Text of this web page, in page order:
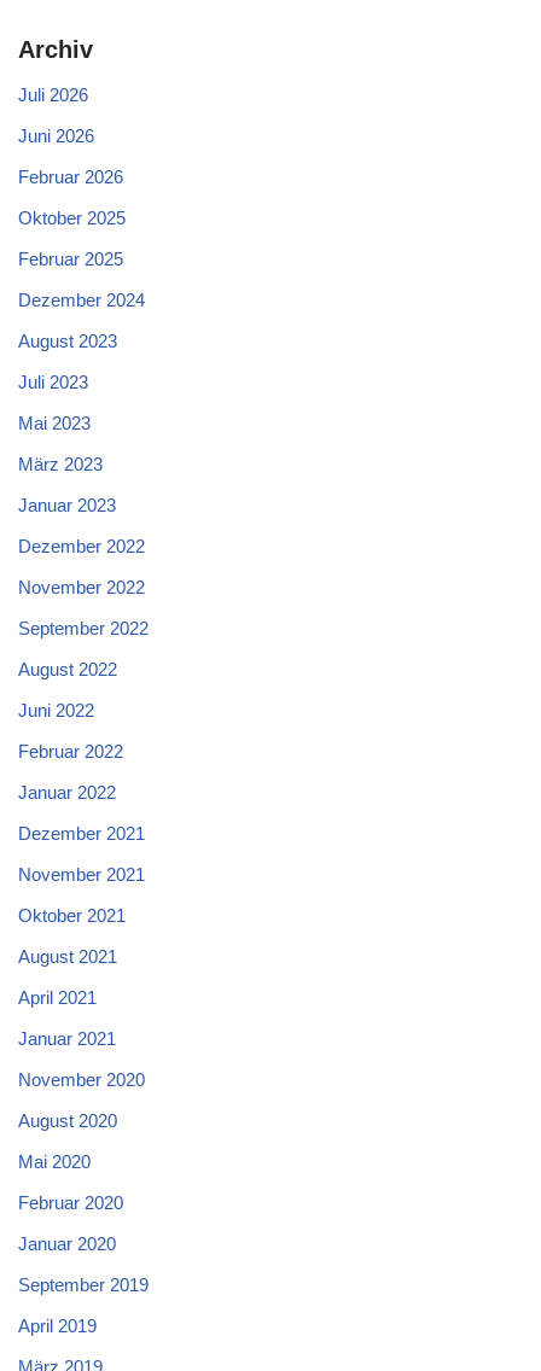
Archiv
Juli 2026
Juni 2026
Februar 2026
Oktober 2025
Februar 2025
Dezember 2024
August 2023
Juli 2023
Mai 2023
März 2023
Januar 2023
Dezember 2022
November 2022
September 2022
August 2022
Juni 2022
Februar 2022
Januar 2022
Dezember 2021
November 2021
Oktober 2021
August 2021
April 2021
Januar 2021
November 2020
August 2020
Mai 2020
Februar 2020
Januar 2020
September 2019
April 2019
März 2019